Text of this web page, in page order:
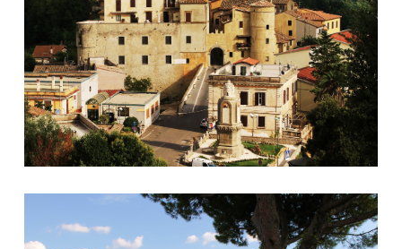
Comune di Torrita Tiberina